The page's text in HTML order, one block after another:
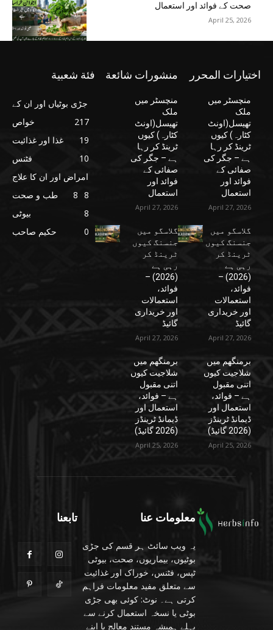
صحت کے فوائد اور استعمال
April 25, 2026
اختيارات المحرر
منچسٹر میں
ملک
تھیسل(اونٹ
کٹارہ) کیوں
ٹرینڈ کر رہا
ہے – جگر کی
صفائی کے
فوائد اور
استعمال
April 27, 2026
گلاسگو میں
جنسنگ کیوں
ٹرینڈ کر
رہی ہے
(2026) –
فوائد،
استعمالات
اور خریداری
گائیڈ
April 27, 2026
برمنگھم میں
شلاجیت کیوں
اتنی مقبول
ہے – فوائد،
استعمال اور
ڈیمانڈ ٹرینڈز
(2026 گائیڈ)
April 25, 2026
منشورات شائعة
منچسٹر میں
ملک
تھیسل(اونٹ
کٹارہ) کیوں
ٹرینڈ کر رہا
ہے – جگر کی
صفائی کے
فوائد اور
استعمال
April 27, 2026
گلاسگو میں
جنسنگ کیوں
ٹرینڈ کر
رہی ہے
(2026) –
فوائد،
استعمالات
اور خریداری
گائیڈ
April 27, 2026
برمنگھم میں
شلاجیت کیوں
اتنی مقبول
ہے – فوائد،
استعمال اور
ڈیمانڈ ٹرینڈز
(2026 گائیڈ)
April 25, 2026
فئة شعبية
جڑی بوٹیاں اور ان کے
خواص
217
غذا اور غذائیت
19
فٹنس
10
امراض اور ان کا علاج
8
طب و صحت
8
بیوٹی
8
حکیم صاحب
0
معلومات عنا
یہ ویب سائٹ ہر قسم کی جڑی
بوٹیوں، بیماریوں، صحت، بیوٹی
ٹپس، فٹنس، خوراک اور غذائیت
سے متعلق مفید معلومات فراہم
کرتی ہے۔ نوٹ: کوئی بھی جڑی
بوٹی یا نسخہ استعمال کرنے سے
پہلے ہمیشہ مستند معالج یا اپنے
تابعنا